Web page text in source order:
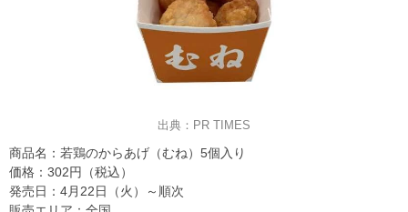
出典：PR TIMES
商品名：若鶏のからあげ（むね）5個入り
価格：302円（税込）
発売日：4月22日（火）～順次